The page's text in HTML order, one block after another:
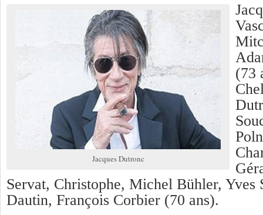
Jacques Dutronc
(73
Servat, Christophe, Michel Bühler, Yves
Dautin, François Corbier (70 ans).